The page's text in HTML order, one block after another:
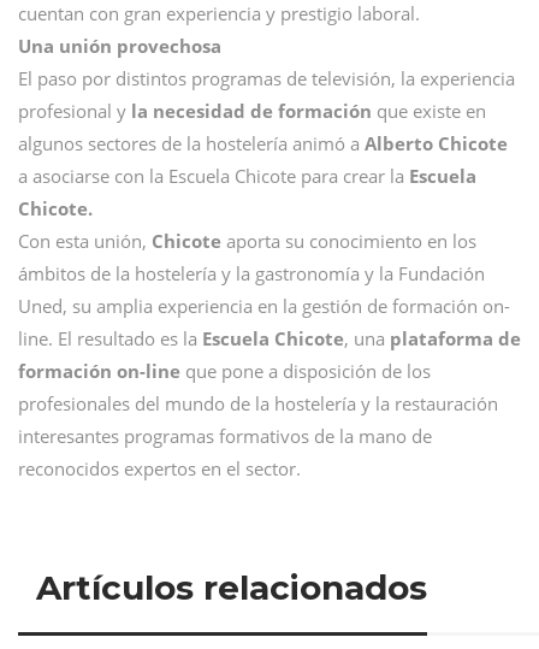
cuentan con gran experiencia y prestigio laboral.
Una unión provechosa
El paso por distintos programas de televisión, la experiencia
profesional y la necesidad de formación que existe en
algunos sectores de la hostelería animó a Alberto Chicote
a asociarse con la Escuela Chicote para crear la Escuela
Chicote.
Con esta unión, Chicote aporta su conocimiento en los
ámbitos de la hostelería y la gastronomía y la Fundación
Uned, su amplia experiencia en la gestión de formación on-
line. El resultado es la Escuela Chicote, una plataforma de
formación on-line que pone a disposición de los
profesionales del mundo de la hostelería y la restauración
interesantes programas formativos de la mano de
reconocidos expertos en el sector.
Artículos relacionados